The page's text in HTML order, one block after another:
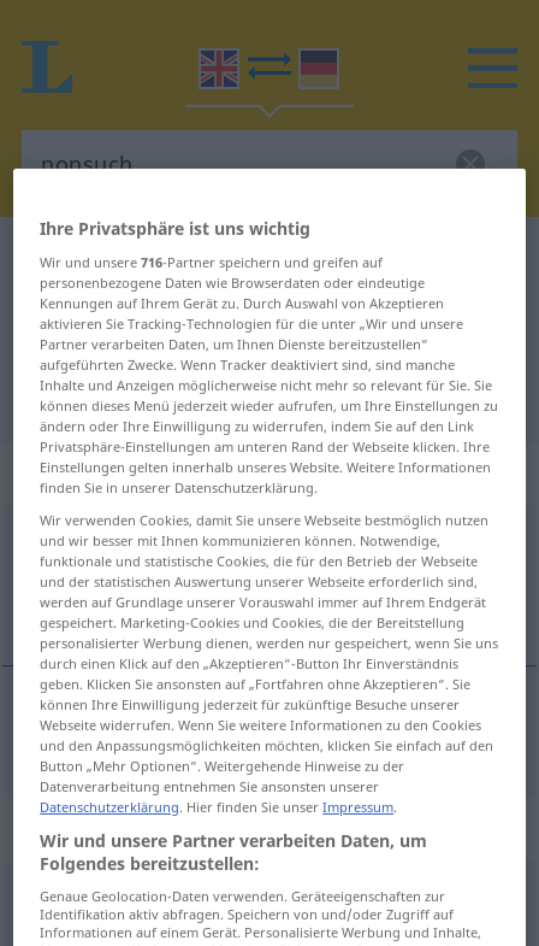
Englisch-Deutsch Wörterbuch nonsuch
Englisch-Deutsch Übersetzung für
"nonsuch"
"nonsuch" Deutsch Übersetzung
„nonsuch“
nonsuch
Übersicht aller Übersetzungen
(Für mehr Details die Übersetzung anklicken/antippen)
nonsuch → siehe „nonesuch“
Synonyme für "nonsuch"
apotheosis,ideal,paragon,nonpareil,nonesuch,
Ihre Privatsphäre ist uns wichtig
Wir und unsere716-Partner speichern und greifen auf
personenbezogene Daten wie Browserdaten oder eindeutige
Kennungen auf Ihrem Gerät zu. Durch Auswahl von Akzeptieren
aktivieren Sie Tracking-Technologien für die unter „Wir und unsere
Partner verarbeiten Daten, um Ihnen Dienste bereitzustellen“
aufgeführten Zwecke. Wenn Tracker deaktiviert sind, sind manche
Inhalte und Anzeigen möglicherweise nicht mehr so relevant für Sie. Sie
können dieses Menü jederzeit wieder aufrufen, um Ihre Einstellungen zu
ändern oder Ihre Einwilligung zu widerrufen, indem Sie auf den Link
Privatsphäre-Einstellungen am unteren Rand der Webseite klicken. Ihre
Einstellungen gelten innerhalb unseres Website. Weitere Informationen
finden Sie in unserer Datenschutzerklärung.
Wir verwenden Cookies, damit Sie unsere Webseite bestmöglich nutzen
und wir besser mit Ihnen kommunizieren können. Notwendige,
funktionale und statistische Cookies, die für den Betrieb der Webseite
und der statistischen Auswertung unserer Webseite erforderlich sind,
werden auf Grundlage unserer Vorauswahl immer auf Ihrem Endgerät
gespeichert. Marketing-Cookies und Cookies, die der Bereitstellung
personalisierter Werbung dienen, werden nur gespeichert, wenn Sie uns
durch einen Klick auf den „Akzeptieren“-Button Ihr Einverständnis
geben. Klicken Sie ansonsten auf „Fortfahren ohne Akzeptieren“. Sie
können Ihre Einwilligung jederzeit für zukünftige Besuche unserer
Webseite widerrufen. Wenn Sie weitere Informationen zu den Cookies
und den Anpassungsmöglichkeiten möchten, klicken Sie einfach auf den
Button „Mehr Optionen“. Weitergehende Hinweise zu der
Datenverarbeitung entnehmen Sie ansonsten unserer
Datenschutzerklärung. Hier finden Sie unserImpressum.
Wir und unsere Partner verarbeiten Daten, um
Folgendes bereitzustellen:
Genaue Geolocation-Daten verwenden. Geräteeigenschaften zur
Identifikation aktiv abfragen. Speichern von und/oder Zugriff auf
Informationen auf einem Gerät. Personalisierte Werbung und Inhalte,